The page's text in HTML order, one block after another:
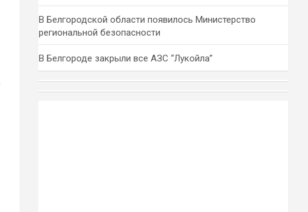
В Белгородской области появилось Министерство
региональной безопасности
В Белгороде закрыли все АЗС “Лукойла”